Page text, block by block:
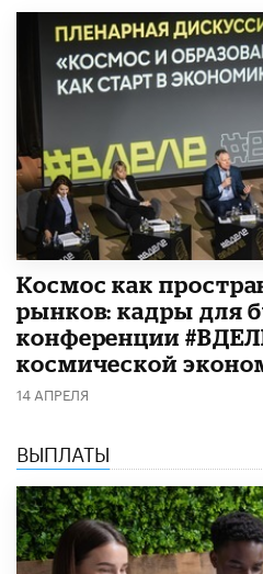
Космос как
рынков: кадры для
конференции
космической
14 АПРЕЛЯ
ВЫПЛАТЫ